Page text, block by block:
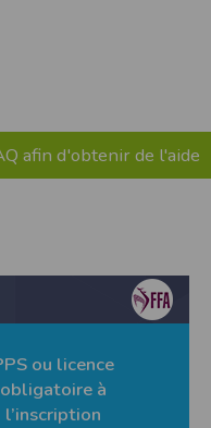
afin d'obtenir de l'aide
ou licence
obligatoire à
l’inscription